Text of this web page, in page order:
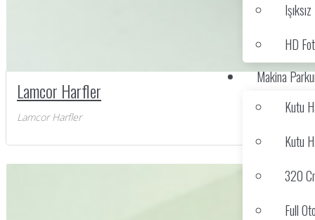
HD
Makina
Kutu
Kutu
320
Full
0Yorum
Lamcor Harfler
Lamcor Harfler